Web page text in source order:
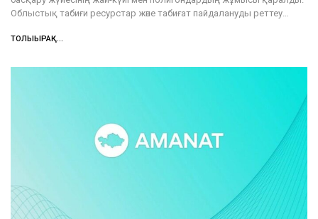
Облыстық табиғи ресурстар және табиғат пайдалануды реттеу…
ТОЛЫҒЫРАҚ...